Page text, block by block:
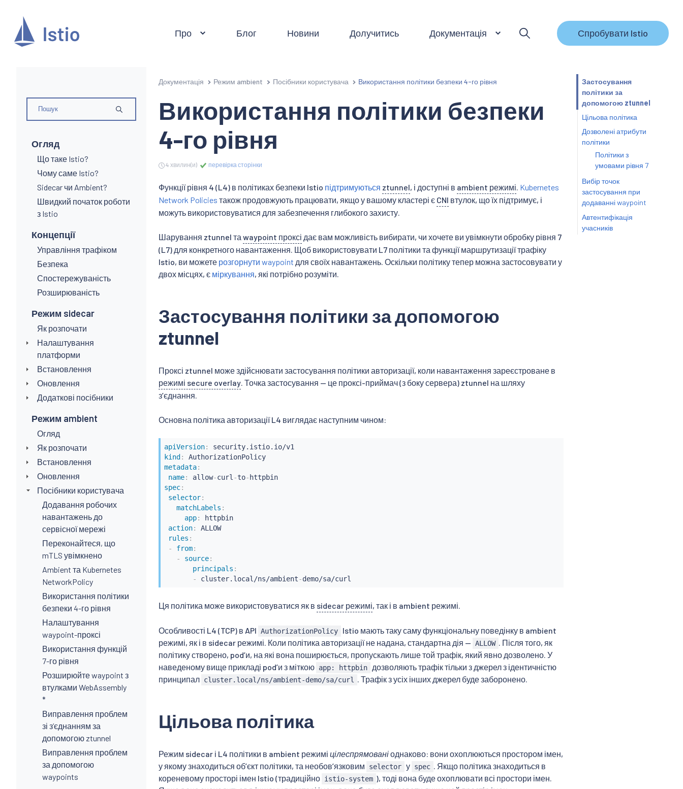
Про Блог Новини Долучитись Документація Спробувати Istio
Огляд
Що таке Istio?
Чому саме Istio?
Sidecar чи Ambient?
Швидкий початок роботи
з Istio
Концепції
Управління трафіком
Безпека
Спостережуваність
Розширюваність
Режим sidecar
Як розпочати
Налаштування
платформи
Встановлення
Оновлення
Додаткові посібники
Режим ambient
Огляд
Як розпочати
Встановлення
Оновлення
Посібники користувача
Додавання робочих
навантажень до
сервісної мережі
Переконайтеся, що
mTLS увімкнено
Ambient та Kubernetes
NetworkPolicy
Використання політики
безпеки 4-го рівня
Налаштування
waypoint-проксі
Використання функцій
7-го рівня
Розширюйте waypoint з
втулками WebAssembly
*
Виправлення проблем
зі зʼєднанням за
допомогою ztunnel
Виправлення проблем
за допомогою
waypoints
Документація Режим ambient Посібники користувача Використання політики безпеки 4-го рівня
Використання політики безпеки
4-го рівня
4 хвилин(и) перевірка сторінки
Функції рівня 4 (L4) в політиках безпеки Istio підтримуються ztunnel, і доступні в ambient режимі. Kubernetes
Network Policies також продовжують працювати, якщо у вашому кластері є CNI втулок, що їх підтримує, і
можуть використовуватися для забезпечення глибокого захисту.
Шарування ztunnel та waypoint проксі дає вам можливість вибирати, чи хочете ви увімкнути обробку рівня 7
(L7) для конкретного навантаження. Щоб використовувати L7 політики та функції маршрутизації трафіку
Istio, ви можете розгорнути waypoint для своїх навантажень. Оскільки політику тепер можна застосовувати у
двох місцях, є міркування, які потрібно розуміти.
Застосування політики за допомогою
ztunnel
Проксі ztunnel може здійснювати застосування політики авторизації, коли навантаження зареєстроване в
режимі secure overlay. Точка застосування — це проксі-приймач (з боку сервера) ztunnel на шляху
зʼєднання.
Основна політика авторизації L4 виглядає наступним чином:
apiVersion:
kind :
AuthorizationPolicy
metadata:
name: allow-curl -to-
httpbin
spec:
selector:
matchLabels :
app:
httpbin
action:
ALLOW
rules :
-
from:
-
source:
principals :
-
cluster.local/ns/ambient-demo/sa/curl
Ця політика може використовуватися як в sidecar режимі, так і в ambient режимі.
Особливості L4 (TCP) в API AuthorizationPolicy
Istio мають таку саму функціональну поведінку в ambient
режимі, як і в sidecar режимі. Коли політика авторизації не надана, стандартна дія — ALLOW
. Після того, як
політику створено, podʼи, на які вона поширюється, пропускають лише той трафік, який явно дозволено. У
наведеному вище прикладі podʼи з міткою app: httpbin
дозволяють трафік тільки з джерел з ідентичністю
принципал cluster.local/ns/ambient-demo/sa/curl . Трафік з усіх інших джерел буде заборонено.
Цільова політика
Режим sidecar і L4 політики в ambient режимі цілеспрямованіоднаково: вони охоплюються простором імен,
у якому знаходиться об’єкт політики, та необов’язковим
selector у spec
. Якщо політика знаходиться в
кореневому просторі імен Istio (традиційно istio-system ), тоді вона буде охоплювати всі простори імен.
Застосування
політики за
допомогою ztunnel
Цільова політика
Дозволені атрибути
політики
Політики з
умовами рівня 7
Вибір точок
застосування при
додаванні waypoint
Автентифікація
учасників